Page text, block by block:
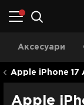
Aксесуари
Apple iPhone 17
Apple